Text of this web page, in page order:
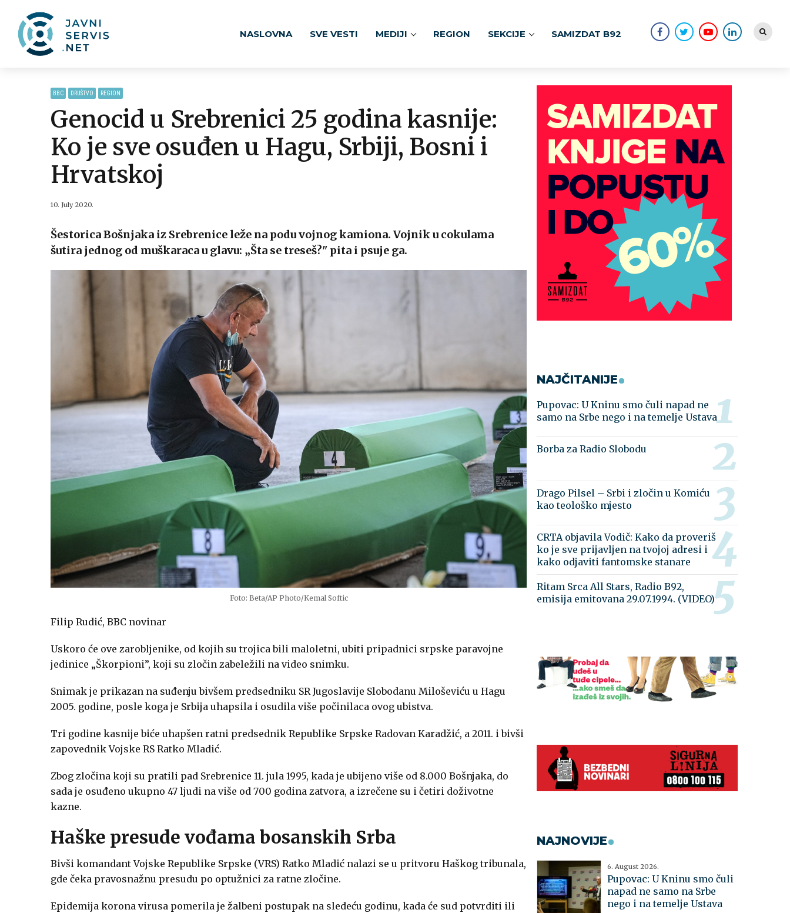
NASLOVNA SVE VESTI MEDIJI REGION SEKCIJE SAMIZDAT B92
BBC DRUŠTVO REGION
Genocid u Srebrenici 25 godina kasnije:
Ko je sve osuđen u Hagu, Srbiji, Bosni i
Hrvatskoj
10. July 2020.
Šestorica Bošnjaka iz Srebrenice leže na podu vojnog kamiona. Vojnik u cokulama
šutira jednog od muškaraca u glavu: „Šta se treseš?" pita i psuje ga.
Foto: Beta/AP Photo/Kemal Softic
Filip Rudić, BBC novinar
Uskoro će ove zarobljenike, od kojih su trojica bili maloletni, ubiti pripadnici srpske paravojne
jedinice „Škorpioni”, koji su zločin zabeležili na video snimku.
Snimak je prikazan na suđenju bivšem predsedniku SR Jugoslavije Slobodanu Miloševiću u Hagu
2005. godine, posle koga je Srbija uhapsila i osudila više počinilaca ovog ubistva.
Tri godine kasnije biće uhapšen ratni predsednik Republike Srpske Radovan Karadžić, a 2011. i bivši
zapovednik Vojske RS Ratko Mladić.
Zbog zločina koji su pratili pad Srebrenice 11. jula 1995, kada je ubijeno više od 8.000 Bošnjaka, do
sada je osuđeno ukupno 47 ljudi na više od 700 godina zatvora, a izrečene su i četiri doživotne
kazne.
Haške presude vođama bosanskih Srba
Bivši komandant Vojske Republike Srpske (VRS) Ratko Mladić nalazi se u pritvoru Haškog tribunala,
gde čeka pravosnažnu presudu po optužnici za ratne zločine.
Epidemija korona virusa pomerila je žalbeni postupak na sledeću godinu, kada će sud potvrditi ili
NAJČITANIJE
Pupovac: U Kninu smo čuli napad ne
samo na Srbe nego i na temelje Ustava
Borba za Radio Slobodu
Drago Pilsel – Srbi i zločin u Komiću
kao teološko mjesto
CRTA objavila Vodič: Kako da proveriš
ko je sve prijavljen na tvojoj adresi i
kako odjaviti fantomske stanare
Ritam Srca All Stars, Radio B92,
emisija emitovana 29.07.1994. (VIDEO)
NAJNOVIJE
6. August 2026.
Pupovac: U Kninu smo čuli
napad ne samo na Srbe
nego i na temelje Ustava